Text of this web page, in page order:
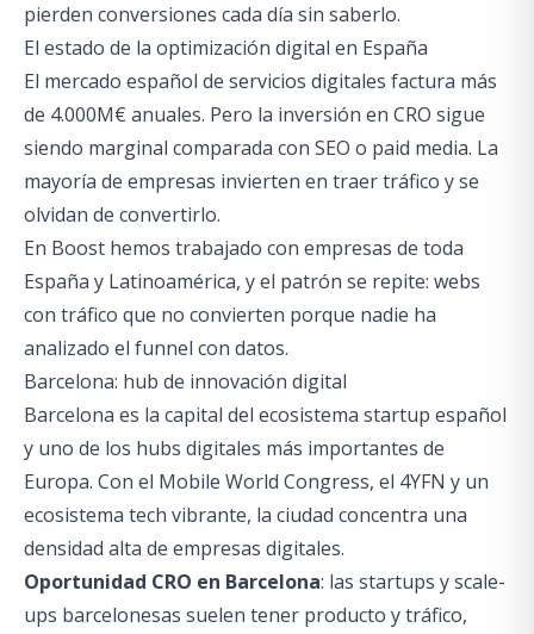
pierden conversiones cada día sin saberlo.
El estado de la optimización digital en España
El mercado español de servicios digitales factura más
de 4.000M€ anuales. Pero la inversión en CRO sigue
siendo marginal comparada con SEO o paid media. La
mayoría de empresas invierten en traer tráfico y se
olvidan de convertirlo.
En Boost hemos trabajado con empresas de toda
España y Latinoamérica, y el patrón se repite: webs
con tráfico que no convierten porque nadie ha
analizado el funnel con datos.
Barcelona: hub de innovación digital
Barcelona es la capital del ecosistema startup español
y uno de los hubs digitales más importantes de
Europa. Con el Mobile World Congress, el 4YFN y un
ecosistema tech vibrante, la ciudad concentra una
densidad alta de empresas digitales.
Oportunidad CRO en Barcelona: las startups y scale-
ups barcelonesas suelen tener producto y tráfico,